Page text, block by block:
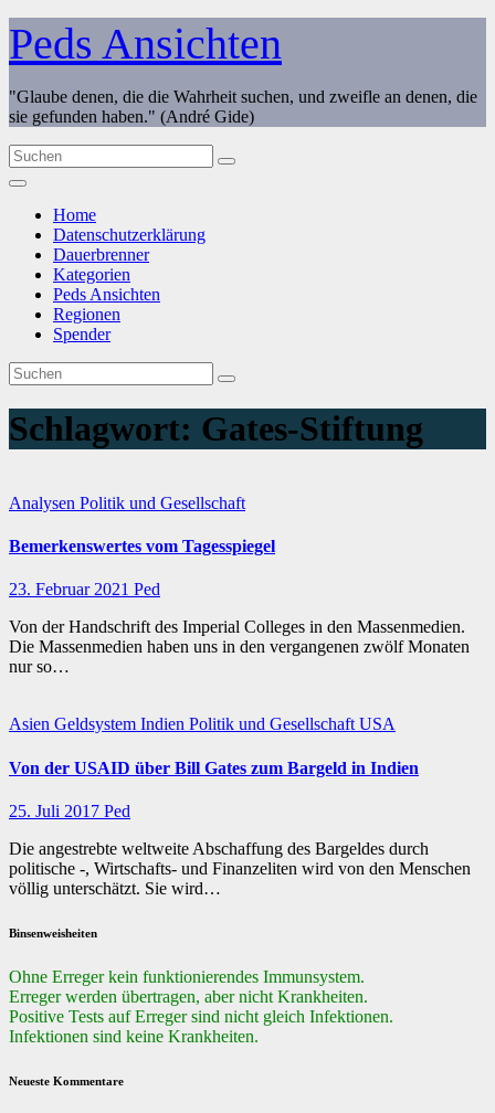
Zum
Inhalt
springen
Peds Ansichten
"Glaube denen, die die Wahrheit suchen, und zweifle an denen, die
sie gefunden haben." (André Gide)
Home
Datenschutzerklärung
Dauerbrenner
Kategorien
Peds Ansichten
Regionen
Spender
Schlagwort: Gates-Stiftung
Analysen Politik und Gesellschaft
Bemerkenswertes vom Tagesspiegel
23. Februar 2021 Ped
Von der Handschrift des Imperial Colleges in den Massenmedien.
Die Massenmedien haben uns in den vergangenen zwölf Monaten
nur so…
Asien Geldsystem Indien Politik und GesellschaftUSA
Von der USAID über Bill Gates zum Bargeld in Indien
25. Juli 2017 Ped
Die angestrebte weltweite Abschaffung des Bargeldes durch
politische -, Wirtschafts- und Finanzeliten wird von den Menschen
völlig unterschätzt. Sie wird…
Binsenweisheiten
Ohne Erreger kein funktionierendes Immunsystem.
Erreger werden übertragen, aber nicht Krankheiten.
Positive Tests auf Erreger sind nicht gleich Infektionen.
Infektionen sind keine Krankheiten.
Neueste Kommentare